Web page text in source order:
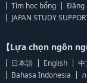
Tìm học bổng
Đăng
JAPAN STUDY
【Lựa chọn ngôn
日本語 English 中
Bahasa Indonesia